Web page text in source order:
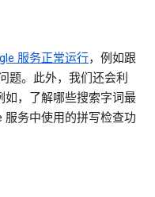
服务正常运行，例如跟
题。此外，我们还会利
如，了解哪些搜索字词最
服务中使用的拼写检查功